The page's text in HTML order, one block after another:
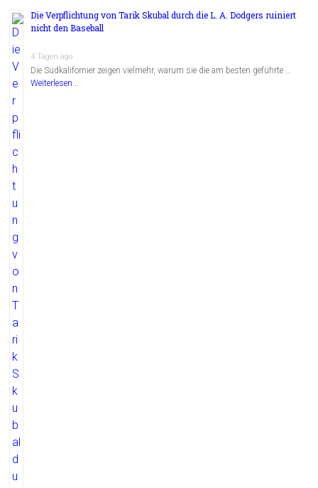
Die Verpflichtung von Tarik Skubal durch die L. A. Dodgers ruiniert
nicht den Baseball
4 Tagen ago
Die Südkalifornier zeigen vielmehr, warum sie die am besten geführte …
Weiterlesen...